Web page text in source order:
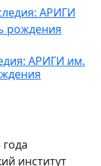
АРИГИ им.
институт